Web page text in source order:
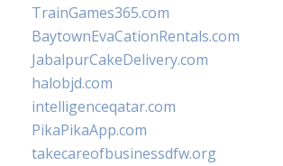
TrainGames365.com
BaytownEvaCationRentals.com
JabalpurCakeDelivery.com
halobjd.com
intelligenceqatar.com
PikaPikaApp.com
takecareofbusinessdfw.org